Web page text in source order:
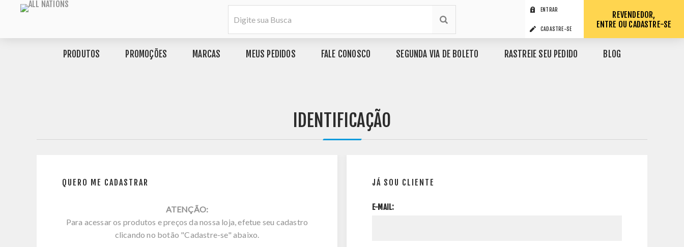
ENTRAR
CADASTRE-SE
REVENDEDOR,
ENTRE OU CADASTRE-SE
PRODUTOS PROMOÇÕES MARCAS MEUS PEDIDOS FALE CONOSCO SEGUNDA VIA DE BOLETO RASTREIE SEU PEDIDO BLOG
IDENTIFICAÇÃO
QUERO ME CADASTRAR
ATENÇÃO:
Para acessar os produtos e preços da nossa loja, efetue seu cadastro
clicando no botão "Cadastre-se" abaixo.
JÁ SOU CLIENTE
E-MAIL: